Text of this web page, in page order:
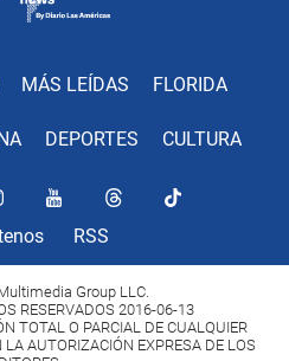
MÁS LEÍDAS FLORIDA
DEPORTES CULTURA
RSS
Group LLC.
RESERVADOS 2016-06-13
TOTAL O PARCIAL DE CUALQUIER
AUTORIZACIÓN EXPRESA DE LOS